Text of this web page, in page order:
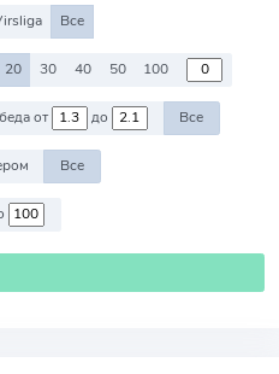
Все
20 30 40 50 100
Победа от до Все
Все